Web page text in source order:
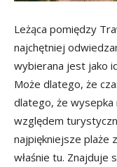
Leżąca pomiędzy
najchętniej
wybierana jest jako
Może dlatego, że
dlatego, że
względem
najpiękniejsze plaże
właśnie tu. Znajduje